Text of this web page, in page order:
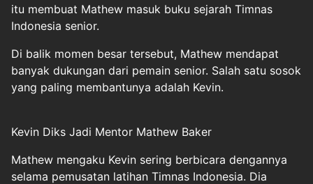
itu membuat Mathew masuk buku sejarah Timnas
Indonesia senior.
Di balik momen besar tersebut, Mathew mendapat
banyak dukungan dari pemain senior. Salah satu sosok
yang paling membantunya adalah Kevin.
Kevin Diks Jadi Mentor Mathew Baker
Mathew mengaku Kevin sering berbicara dengannya
selama pemusatan latihan Timnas Indonesia. Dia